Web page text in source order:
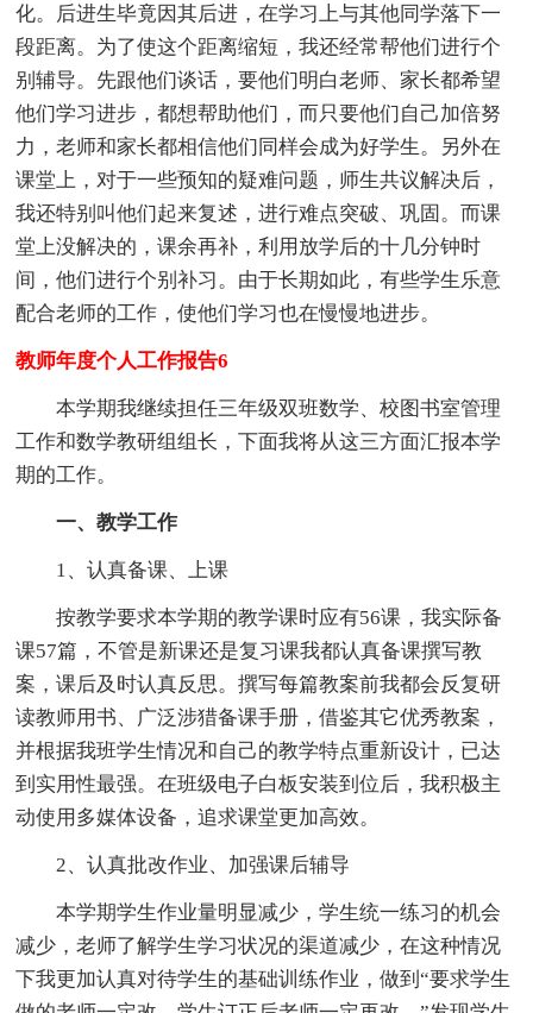
化。后进生毕竟因其后进，在学习上与其他同学落下一
段距离。为了使这个距离缩短，我还经常帮他们进行个
别辅导。先跟他们谈话，要他们明白老师、家长都希望
他们学习进步，都想帮助他们，而只要他们自己加倍努
力，老师和家长都相信他们同样会成为好学生。另外在
课堂上，对于一些预知的疑难问题，师生共议解决后，
我还特别叫他们起来复述，进行难点突破、巩固。而课
堂上没解决的，课余再补，利用放学后的十几分钟时
间，他们进行个别补习。由于长期如此，有些学生乐意
配合老师的工作，使他们学习也在慢慢地进步。
教师年度个人工作报告6
本学期我继续担任三年级双班数学、校图书室管理
工作和数学教研组组长，下面我将从这三方面汇报本学
期的工作。
一、教学工作
1、认真备课、上课
按教学要求本学期的教学课时应有56课，我实际备
课57篇，不管是新课还是复习课我都认真备课撰写教
案，课后及时认真反思。撰写每篇教案前我都会反复研
读教师用书、广泛涉猎备课手册，借鉴其它优秀教案，
并根据我班学生情况和自己的教学特点重新设计，已达
到实用性最强。在班级电子白板安装到位后，我积极主
动使用多媒体设备，追求课堂更加高效。
2、认真批改作业、加强课后辅导
本学期学生作业量明显减少，学生统一练习的机会
减少，老师了解学生学习状况的渠道减少，在这种情况
下我更加认真对待学生的基础训练作业，做到“要求学生